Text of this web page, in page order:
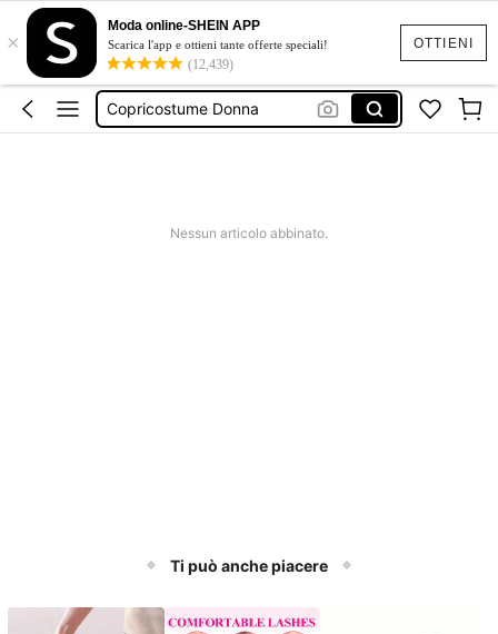
OTTIENI
×
Moda online-SHEIN APP
Scarica l'app e ottieni tante offerte speciali!
(12,439)
Squishy
Aspirapolvere
Costumi Mare Donna
Copricostume Donna
Nessun articolo abbinato.
Ti può anche piacere